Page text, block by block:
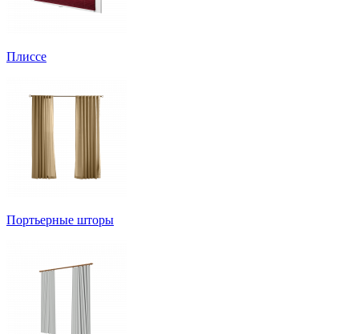
Плиссе
Портьерные шторы